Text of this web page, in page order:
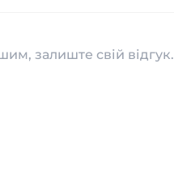
залиште свій відгук.